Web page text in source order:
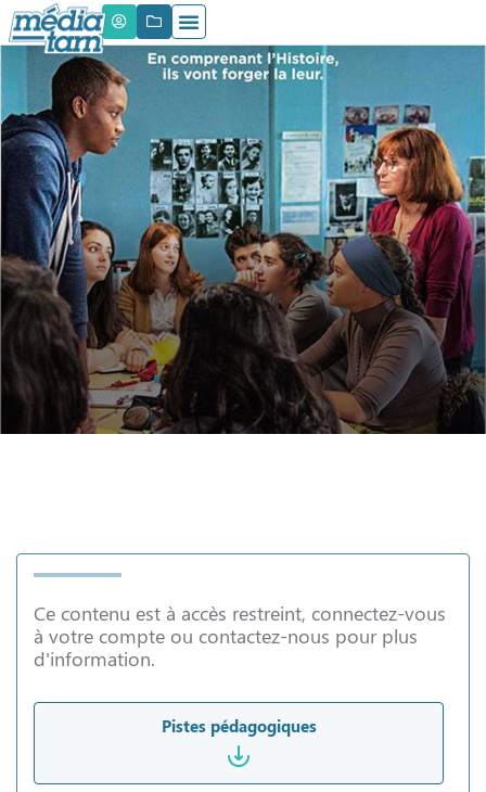
Ce contenu est à accès restreint, connectez-vous
à votre compte ou contactez-nous pour plus
d'information.
Pistes pédagogiques